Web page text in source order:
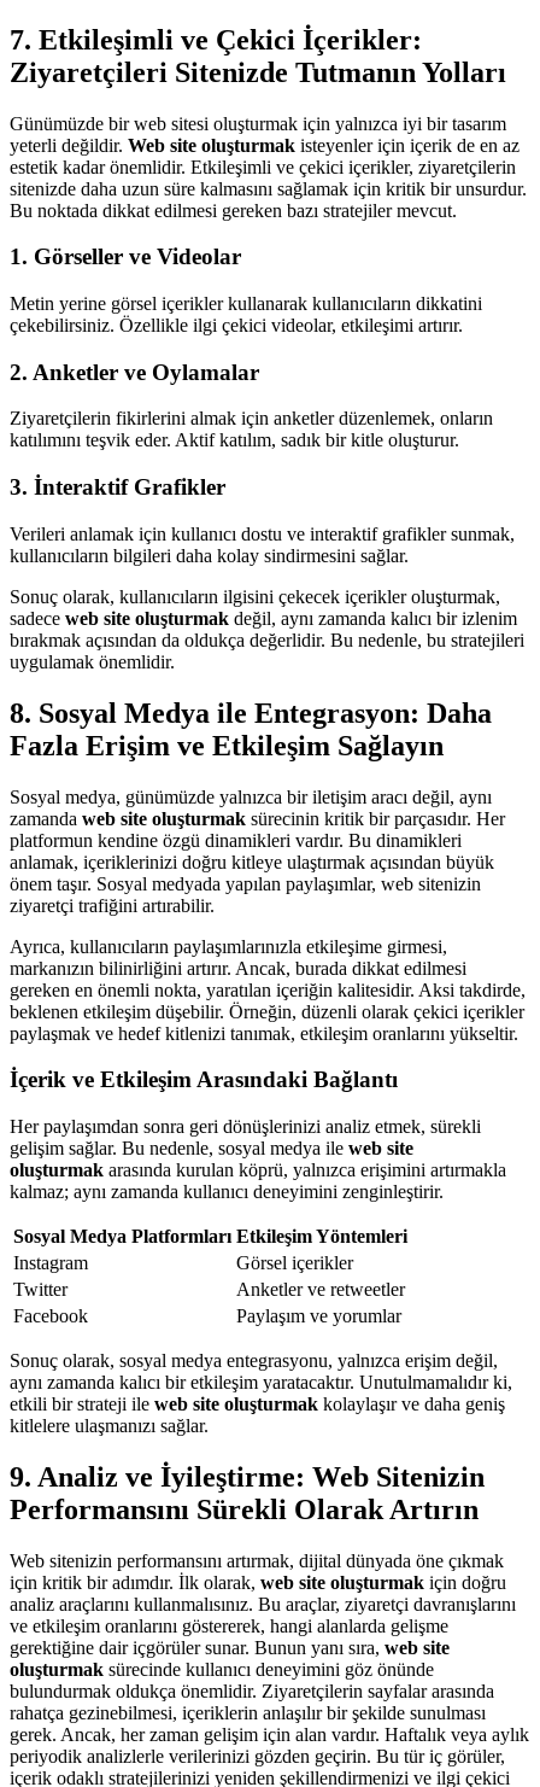
7. Etkileşimli ve Çekici İçerikler:
Ziyaretçileri Sitenizde Tutmanın Yolları
Günümüzde bir web sitesi oluşturmak için yalnızca iyi bir tasarım
yeterli değildir. Web site oluşturmak isteyenler için içerik de en az
estetik kadar önemlidir. Etkileşimli ve çekici içerikler, ziyaretçilerin
sitenizde daha uzun süre kalmasını sağlamak için kritik bir unsurdur.
Bu noktada dikkat edilmesi gereken bazı stratejiler mevcut.
1. Görseller ve Videolar
Metin yerine görsel içerikler kullanarak kullanıcıların dikkatini
çekebilirsiniz. Özellikle ilgi çekici videolar, etkileşimi artırır.
2. Anketler ve Oylamalar
Ziyaretçilerin fikirlerini almak için anketler düzenlemek, onların
katılımını teşvik eder. Aktif katılım, sadık bir kitle oluşturur.
3. İnteraktif Grafikler
Verileri anlamak için kullanıcı dostu ve interaktif grafikler sunmak,
kullanıcıların bilgileri daha kolay sindirmesini sağlar.
Sonuç olarak, kullanıcıların ilgisini çekecek içerikler oluşturmak,
sadece web site oluşturmak değil, aynı zamanda kalıcı bir izlenim
bırakmak açısından da oldukça değerlidir. Bu nedenle, bu stratejileri
uygulamak önemlidir.
8. Sosyal Medya ile Entegrasyon: Daha
Fazla Erişim ve Etkileşim Sağlayın
Sosyal medya, günümüzde yalnızca bir iletişim aracı değil, aynı
zamanda web site oluşturmak sürecinin kritik bir parçasıdır. Her
platformun kendine özgü dinamikleri vardır. Bu dinamikleri
anlamak, içeriklerinizi doğru kitleye ulaştırmak açısından büyük
önem taşır. Sosyal medyada yapılan paylaşımlar, web sitenizin
ziyaretçi trafiğini artırabilir.
Ayrıca, kullanıcıların paylaşımlarınızla etkileşime girmesi,
markanızın bilinirliğini artırır. Ancak, burada dikkat edilmesi
gereken en önemli nokta, yaratılan içeriğin kalitesidir. Aksi takdirde,
beklenen etkileşim düşebilir. Örneğin, düzenli olarak çekici içerikler
paylaşmak ve hedef kitlenizi tanımak, etkileşim oranlarını yükseltir.
İçerik ve Etkileşim Arasındaki Bağlantı
Her paylaşımdan sonra geri dönüşlerinizi analiz etmek, sürekli
gelişim sağlar. Bu nedenle, sosyal medya ile web site
oluşturmak arasında kurulan köprü, yalnızca erişimini artırmakla
kalmaz; aynı zamanda kullanıcı deneyimini zenginleştirir.
Sosyal Medya Platformları Etkileşim Yöntemleri
Instagram
Görsel içerikler
Twitter
Anketler ve retweetler
Facebook
Paylaşım ve yorumlar
Sonuç olarak, sosyal medya entegrasyonu, yalnızca erişim değil,
aynı zamanda kalıcı bir etkileşim yaratacaktır. Unutulmamalıdır ki,
etkili bir strateji ile web site oluşturmak kolaylaşır ve daha geniş
kitlelere ulaşmanızı sağlar.
9. Analiz ve İyileştirme: Web Sitenizin
Performansını Sürekli Olarak Artırın
Web sitenizin performansını artırmak, dijital dünyada öne çıkmak
için kritik bir adımdır. İlk olarak, web site oluşturmak için doğru
analiz araçlarını kullanmalısınız. Bu araçlar, ziyaretçi davranışlarını
ve etkileşim oranlarını göstererek, hangi alanlarda gelişme
gerektiğine dair içgörüler sunar. Bunun yanı sıra, web site
oluşturmak sürecinde kullanıcı deneyimini göz önünde
bulundurmak oldukça önemlidir. Ziyaretçilerin sayfalar arasında
rahatça gezinebilmesi, içeriklerin anlaşılır bir şekilde sunulması
gerek. Ancak, her zaman gelişim için alan vardır. Haftalık veya aylık
periyodik analizlerle verilerinizi gözden geçirin. Bu tür iç görüler,
içerik odaklı stratejilerinizi yeniden şekillendirmenizi ve ilgi çekici